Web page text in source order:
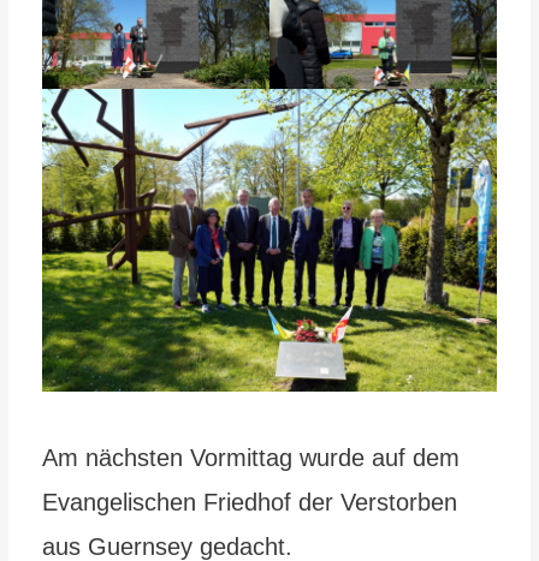
Am nächsten Vormittag wurde auf dem
Evangelischen Friedhof der Verstorben
aus Guernsey gedacht.